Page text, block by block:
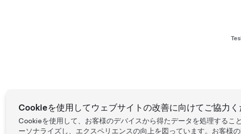
Cookieを使用してウェブサイトの改善に向けてご協力く
Cookieを使用して、お客様のデバイスから得たデータを処理する
ーソナライズし、エクスペリエンスの向上を図っています。お客様